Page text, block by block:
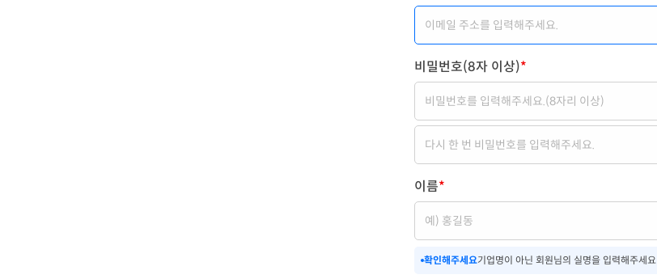
비밀번호(8자 이상)*
이름*
확인해주세요기업명이 아닌 회원님의 실명을 입력해주세요